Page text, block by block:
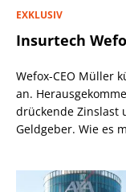
EXKLUSIV
Insurtech
Wefox-CEO Müller
an.
drückende Zinslast
Geldgeber. Wie es